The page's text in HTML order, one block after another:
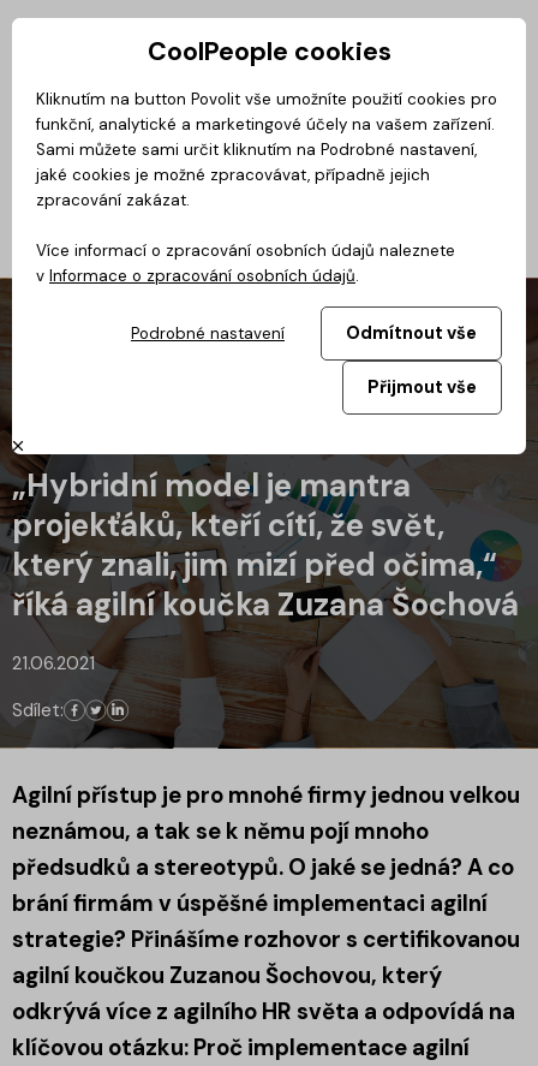
Privátní zóna
Magazín BusinessClass CoolMovie CoolDialog Podcast
„Hybridní model je mantra
projekťáků, kteří cítí, že svět,
který znali, jim mizí před očima,“
říká agilní koučka Zuzana Šochová
21.06.2021
Sdílet:
Agilní přístup je pro mnohé firmy jednou velkou
neznámou, a tak se k němu pojí mnoho
předsudků a stereotypů. O jaké se jedná? A co
brání firmám v úspěšné implementaci agilní
strategie? Přinášíme rozhovor s certifikovanou
agilní koučkou Zuzanou Šochovou, který
odkrývá více z agilního HR světa a odpovídá na
klíčovou otázku: Proč implementace agilní
CoolPeople cookies
Kliknutím na button Povolit vše umožníte použití cookies pro
funkční, analytické a marketingové účely na vašem zařízení.
Sami můžete sami určit kliknutím na Podrobné nastavení,
jaké cookies je možné zpracovávat, případně jejich
zpracování zakázat.
Více informací o zpracování osobních údajů naleznete
v Informace o zpracování osobních údajů.
Podrobné nastavení Odmítnout vše
Přijmout vše